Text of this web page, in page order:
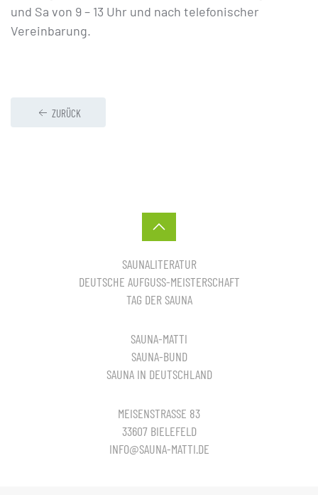
und Sa von 9 – 13 Uhr und nach telefonischer
Vereinbarung.
ZURÜCK
SAUNALITERATUR
DEUTSCHE AUFGUSS-MEISTERSCHAFT
TAG DER SAUNA
SAUNA-MATTI
SAUNA-BUND
SAUNA IN DEUTSCHLAND
MEISENSTRASSE 83
33607 BIELEFELD
INFO@SAUNA-MATTI.DE